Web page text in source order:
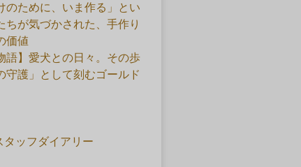
のために、いま作る」とい
ちが気づかされた、手作り
価値
語】愛犬との日々。その歩
守護」として刻むゴールド
タッフダイアリー